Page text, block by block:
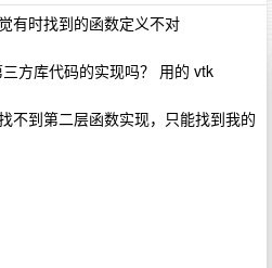
有时找到的函数定义不对
方库代码的实现吗？ 用的 vtk
不到第二层函数实现，只能找到我的